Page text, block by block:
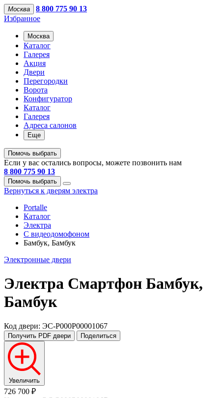
Москва
8 800 775 90 13
Избранное
Москва
Каталог
Галерея
Акция
Двери
Перегородки
Ворота
Конфигуратор
Каталог
Галерея
Адреса салонов
Еще
Помочь выбрать
Если у вас остались вопросы, можете позвонить нам
8 800 775 90 13
Помочь выбрать
Вернуться к дверям электра
Portalle
Каталог
Электра
С видеодомофоном
Бамбук, Бамбук
Электронные двери
Электра Смартфон Бамбук,
Бамбук
Код двери: ЭС-P000P00001067
Получить PDF двери Поделиться
Увеличить
726 700 ₽